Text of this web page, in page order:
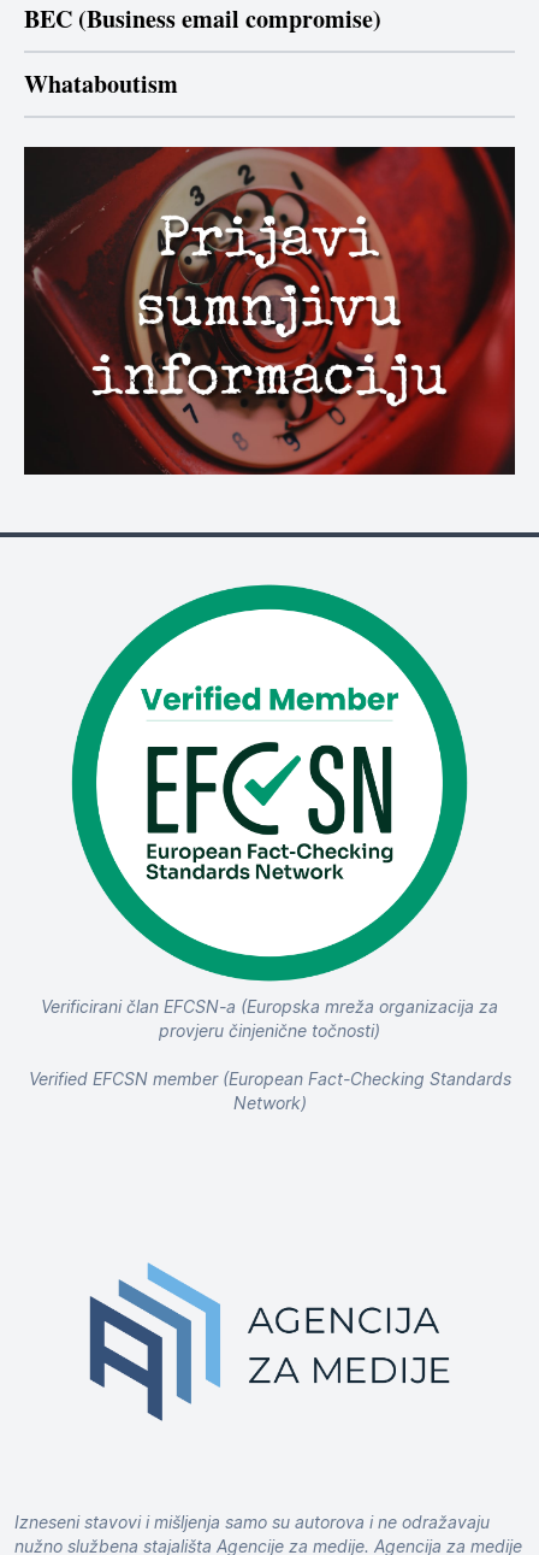
BEC (Business email compromise)
Whataboutism
Verificirani član EFCSN-a (Europska mreža organizacija za
provjeru činjenične točnosti)
Verified EFCSN member (European Fact-Checking Standards
Network)
Izneseni stavovi i mišljenja samo su autorova i ne odražavaju
nužno službena stajališta Agencije za medije. Agencija za medije